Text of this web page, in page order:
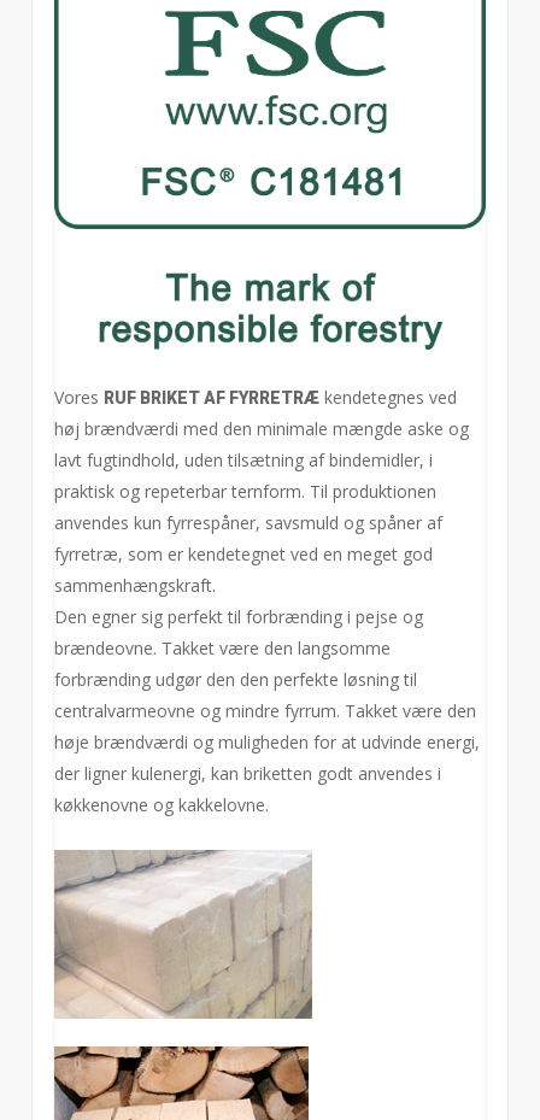
Vores RUF BRIKET AF FYRRETRÆ kendetegnes ved
høj brændværdi med den minimale mængde aske og
lavt fugtindhold, uden tilsætning af bindemidler, i
praktisk og repeterbar ternform. Til produktionen
anvendes kun fyrrespåner, savsmuld og spåner af
fyrretræ, som er kendetegnet ved en meget god
sammenhængskraft.
Den egner sig perfekt til forbrænding i pejse og
brændeovne. Takket være den langsomme
forbrænding udgør den den perfekte løsning til
centralvarmeovne og mindre fyrrum. Takket være den
høje brændværdi og muligheden for at udvinde energi,
der ligner kulenergi, kan briketten godt anvendes i
køkkenovne og kakkelovne.